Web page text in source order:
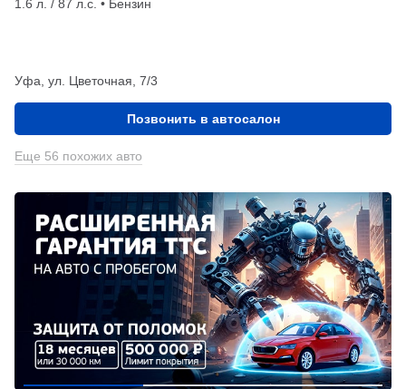
1.6 л. / 87 л.с. • Бензин
Уфа, ул. Цветочная, 7/3
Позвонить в автосалон
Еще 56 похожих авто